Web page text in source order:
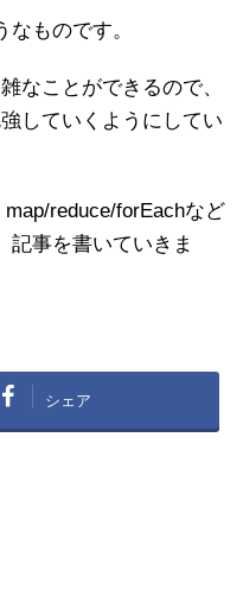
ものです。
なことができるので、
していくようにしてい
reduce/forEachなど
記事を書いていきま
シェア